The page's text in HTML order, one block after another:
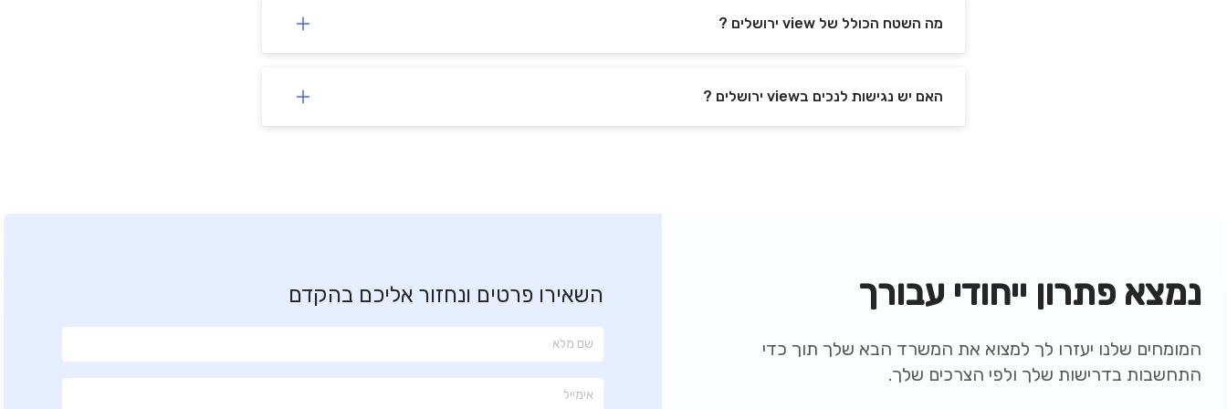
מה השטח הכולל של view ירושלים ?
האם יש נגישות לנכים בview ירושלים ?
נמצא פתרון ייחודי עבורך
המומחים שלנו יעזרו לך למצוא את המשרד הבא שלך תוך כדי
התחשבות בדרישות שלך ולפי הצרכים שלך.
השאירו פרטים ונחזור אליכם בהקדם